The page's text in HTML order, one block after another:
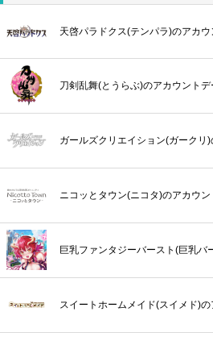
天啓パラドクス(テンパラ)のアカウ
刀剣乱舞(とうらぶ)のアカウントデ
ガールズクリエイション(ガークリ
ニコッとタウン(ニコタ)のアカウン
巨乳ファンタジーバースト(巨乳バ
スイートホームメイド(スイメド)